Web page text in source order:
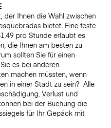
Ihnen die Wahl zwischen
bietet. Eine feste
pro Stunde erlaubt es
die Ihnen am besten zu
sollten Sie für einen
es bei anderen
machen müssten, wenn
in einer Stadt zu sein? Alle
Verlust und
bei der Buchung die
für Ihr Gepäck mit